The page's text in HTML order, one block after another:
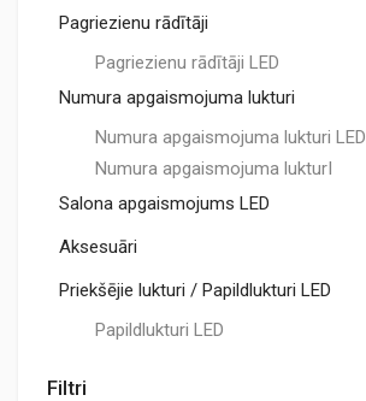
Pagriezienu rādītāji
Pagriezienu rādītāji LED
Numura apgaismojuma lukturi
Numura apgaismojuma lukturi LED
Numura apgaismojuma lukturI
Salona apgaismojums LED
Aksesuāri
Priekšējie lukturi / Papildlukturi LED
Papildlukturi LED
Filtri